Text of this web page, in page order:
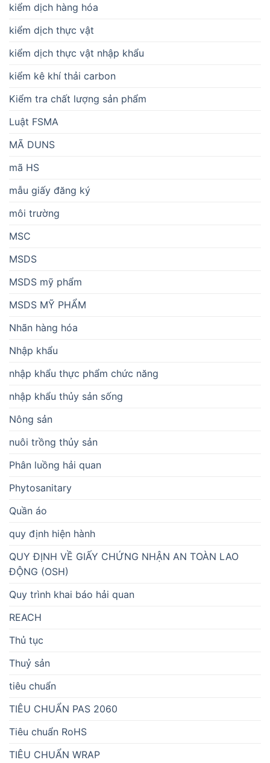
kiểm dịch hàng hóa
kiểm dịch thực vật
kiểm dịch thực vật nhập khẩu
kiểm kê khí thải carbon
Kiểm tra chất lượng sản phẩm
Luật FSMA
MÃ DUNS
mã HS
mẫu giấy đăng ký
môi trường
MSC
MSDS
MSDS mỹ phẩm
MSDS MỸ PHẨM
Nhãn hàng hóa
Nhập khẩu
nhập khẩu thực phẩm chức năng
nhập khẩu thủy sản sống
Nông sản
nuôi trồng thủy sản
Phân luồng hải quan
Phytosanitary
Quần áo
quy định hiện hành
QUY ĐỊNH VỀ GIẤY CHỨNG NHẬN AN TOÀN LAO
ĐỘNG (OSH)
Quy trình khai báo hải quan
REACH
Thủ tục
Thuỷ sản
tiêu chuẩn
TIÊU CHUẨN PAS 2060
Tiêu chuẩn RoHS
TIÊU CHUẨN WRAP